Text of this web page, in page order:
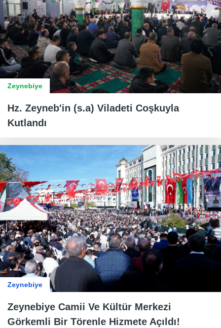
Zeynebiye
Hz. Zeyneb'in (s.a) Viladeti Coşkuyla
Kutlandı
Zeynebiye
Zeynebiye Camii Ve Kültür Merkezi
Görkemli Bir Törenle Hizmete Açıldı!